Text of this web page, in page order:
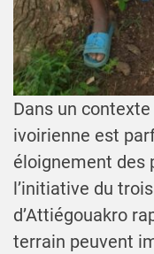
Dans un
ivoirienne est
éloignement des
l’initiative du
d’Attiégouakro
terrain peuvent